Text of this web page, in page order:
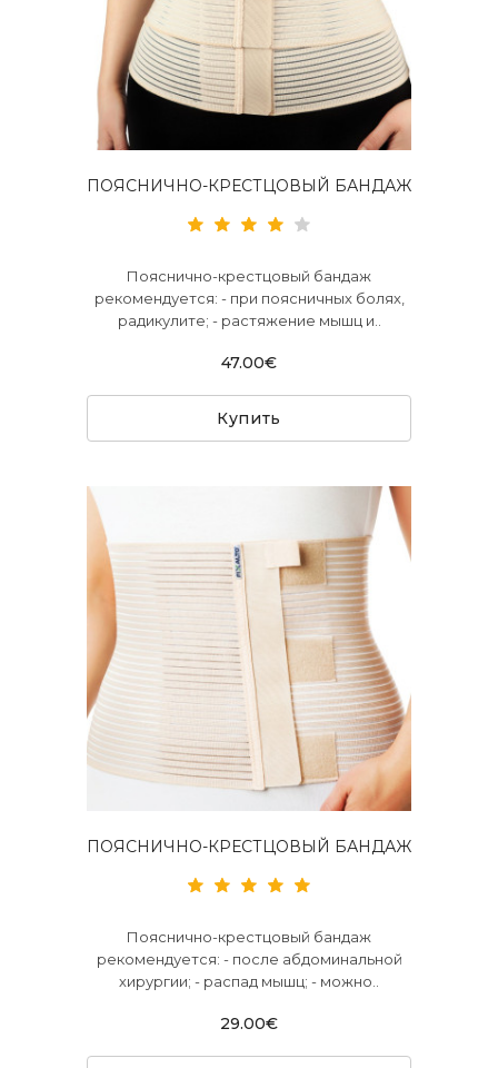
ПОЯСНИЧНО-КРЕСТЦОВЫЙ БАНДАЖ
Пояснично-крестцовый бандаж
рекомендуется: - при поясничных болях,
радикулите; - растяжение мышц и..
47.00€
Купить
ПОЯСНИЧНО-КРЕСТЦОВЫЙ БАНДАЖ
Пояснично-крестцовый бандаж
рекомендуется: - после абдоминальной
хирургии; - распад мышц; - можно..
29.00€